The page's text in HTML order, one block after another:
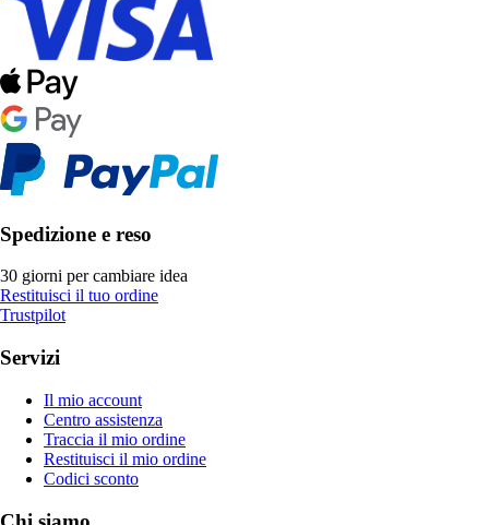
Spedizione e reso
30 giorni per cambiare idea
Restituisci il tuo ordine
Trustpilot
Servizi
Il mio account
Centro assistenza
Traccia il mio ordine
Restituisci il mio ordine
Codici sconto